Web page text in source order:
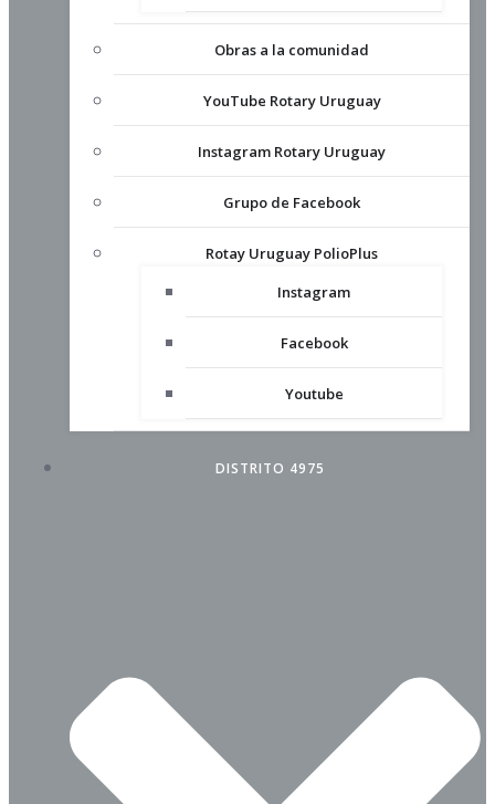
Obras a la comunidad
YouTube Rotary Uruguay
Instagram Rotary Uruguay
Grupo de Facebook
Rotay Uruguay PolioPlus
Instagram
Facebook
Youtube
DISTRITO 4975